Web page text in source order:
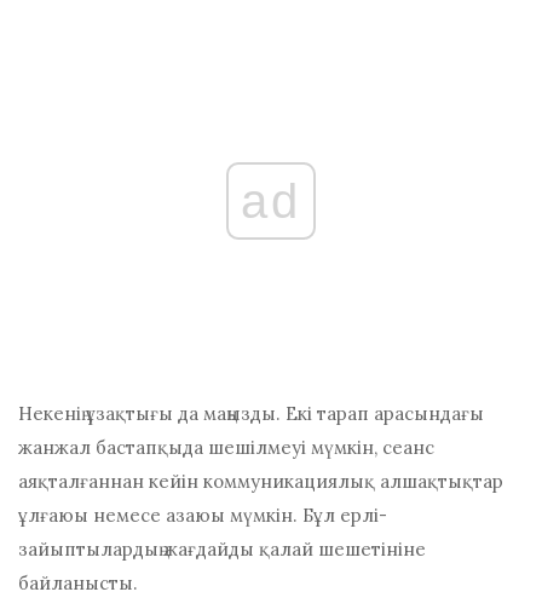
ad
Некенің ұзақтығы да маңызды. Екі тарап арасындағы
жанжал бастапқыда шешілмеуі мүмкін, сеанс
аяқталғаннан кейін коммуникациялық алшақтықтар
ұлғаюы немесе азаюы мүмкін. Бұл ерлі-
зайыптылардың жағдайды қалай шешетініне
байланысты.